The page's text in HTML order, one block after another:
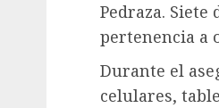
Pedraza.
pertenencia a
Durante el
celulares,